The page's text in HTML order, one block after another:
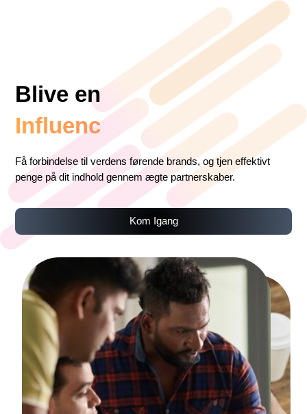
Blive en
Få forbindelse til verdens førende brands, og tjen effektivt
penge på dit indhold gennem ægte partnerskaber.
Kom Igang